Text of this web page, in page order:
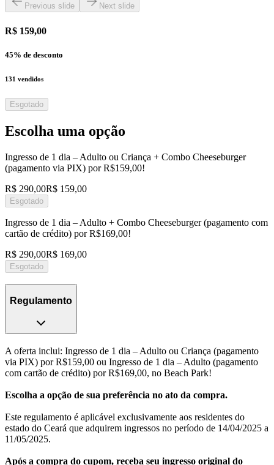
Previous slide Next slide
R$ 159,00
45% de desconto
131 vendidos
Esgotado
Escolha uma opção
Ingresso de 1 dia – Adulto ou Criança + Combo Cheeseburger
(pagamento via PIX) por R$159,00!
R$ 290,00R$ 159,00
Esgotado
Ingresso de 1 dia – Adulto + Combo Cheeseburger (pagamento com
cartão de crédito) por R$169,00!
R$ 290,00R$ 169,00
Esgotado
Regulamento
A oferta inclui: Ingresso de 1 dia – Adulto ou Criança (pagamento
via PIX) por R$159,00 ou Ingresso de 1 dia – Adulto (pagamento
com cartão de crédito) por R$169,00, no Beach Park!
Escolha a opção de sua preferência no ato da compra.
Este regulamento é aplicável exclusivamente aos residentes do
estado do Ceará que adquirem ingressos no período de 14/04/2025 a
11/05/2025.
Após a compra do cupom, receba seu ingresso original do